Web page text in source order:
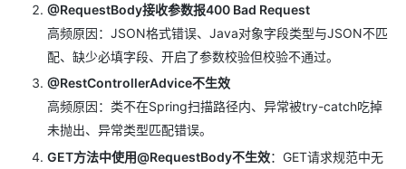
@RequestBody接收参数报400 Bad Request
高频原因：JSON格式错误、Java对象字段类型与JSON不匹
配、缺少必填字段、开启了参数校验但校验不通过。
@RestControllerAdvice不生效
高频原因：类不在Spring扫描路径内、异常被try-catch吃掉
未抛出、异常类型匹配错误。
GET方法中使用@RequestBody不生效：GET请求规范中无